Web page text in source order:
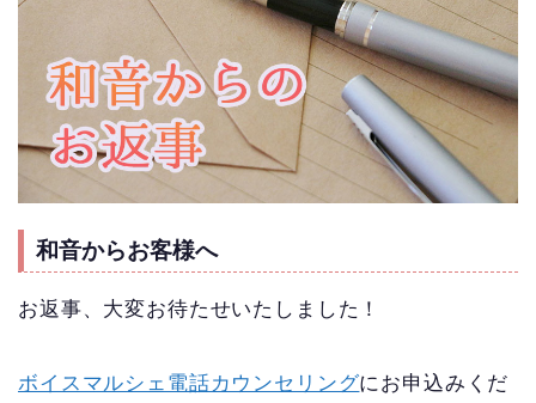
和音からお客様へ
お返事、大変お待たせいたしました！
ボイスマルシェ電話カウンセリングにお申込みくだ